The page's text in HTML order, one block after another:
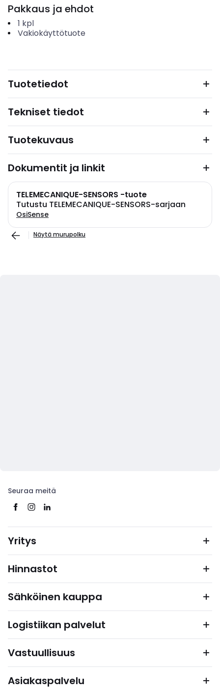
Pakkaus ja ehdot
1 kpl
Vakiokäyttötuote
Tuotetiedot
Tekniset tiedot
Tuotekuvaus
Dokumentit ja linkit
TELEMECANIQUE-SENSORS -tuote
Tutustu TELEMECANIQUE-SENSORS-sarjaan
OsiSense
Näytä murupolku
Seuraa meitä
Yritys
Hinnastot
Sähköinen kauppa
Logistiikan palvelut
Vastuullisuus
Asiakaspalvelu